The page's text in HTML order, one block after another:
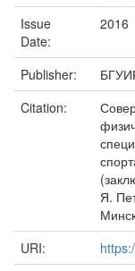
Issue
Date:
2016
Publisher:
Citation:
Я.
URI: